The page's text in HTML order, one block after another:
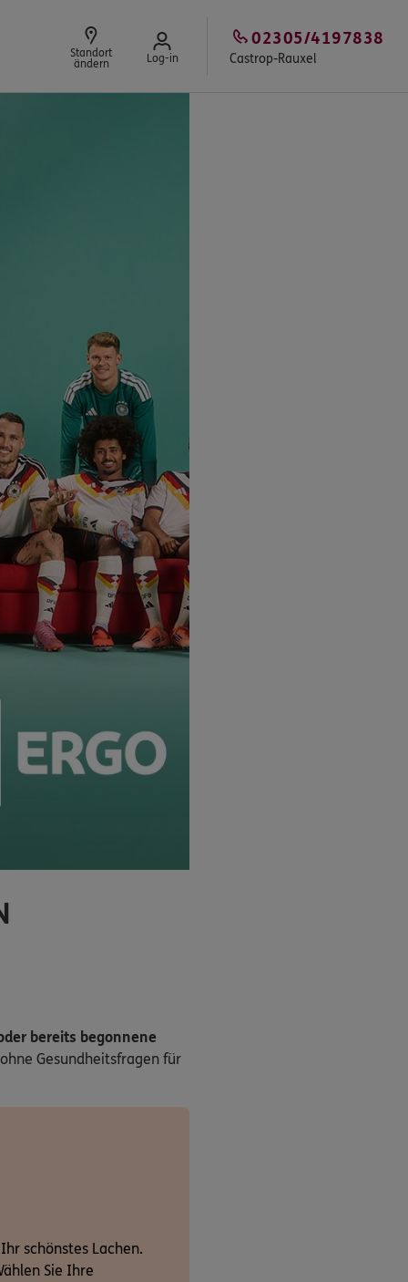
Standort
ändern
Log-in Castrop-Rauxel
02305/4197838
bereits begonnene
Gesundheitsfragen für
schönstes Lachen.
Sie Ihre